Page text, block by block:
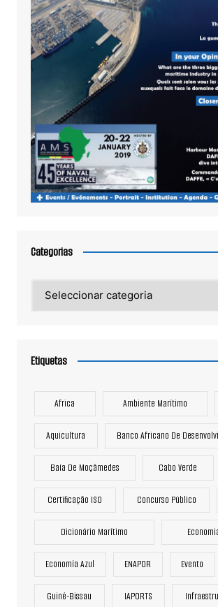
Categorias
Etiquetas
Africa Ambiente Marítimo
Aquicultura Banco Africano De
Baía De Moçâmedes Cabo Verde
Certificação ISO Concurso Público
Dicionário Marítimo
Economía Azul ENAPOR Evento
Guiné-Bissau IAPORTS